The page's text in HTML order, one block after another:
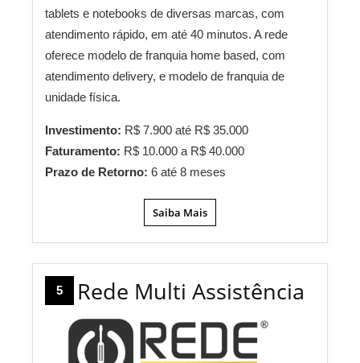
tablets e notebooks de diversas marcas, com
atendimento rápido, em até 40 minutos. A rede
oferece modelo de franquia home based, com
atendimento delivery, e modelo de franquia de
unidade física.
Investimento: R$ 7.900 até R$ 35.000
Faturamento: R$ 10.000 a R$ 40.000
Prazo de Retorno: 6 até 8 meses
Saiba Mais
5 Rede Multi Assistência